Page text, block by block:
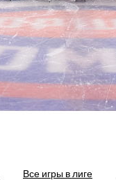
Все игры в лиге